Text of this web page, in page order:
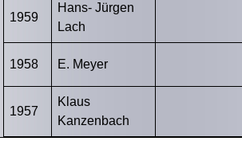
1959
Hans- Jürgen
Lach
1958 E. Meyer
1957
Klaus
Kanzenbach